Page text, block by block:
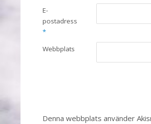
E-
postadress
*
Webbplats
Denna webbplats använder